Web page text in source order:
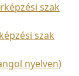
szak
szak
nyelven)